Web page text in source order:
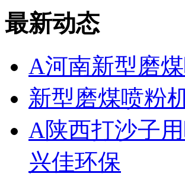
最新动态
A河南新型磨
新型磨煤喷粉
A陕西打沙子
兴佳环保